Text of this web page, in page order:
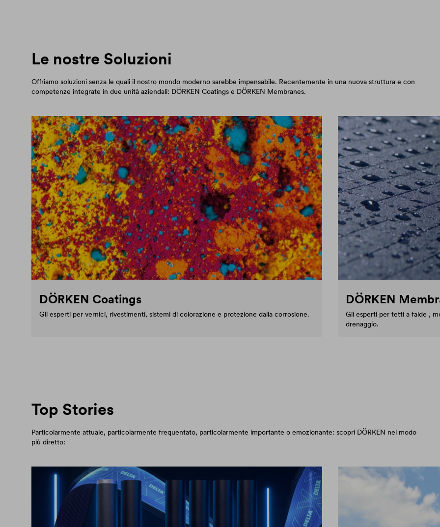
Le nostre Soluzioni
Offriamo soluzioni senza le quali il nostro mondo moderno sarebbe impensabile. Recentemente in una nuova struttura e con
competenze integrate in due unità aziendali: DÖRKEN Coatings e DÖRKEN Membranes.
DÖRKEN Coatings
Gli esperti per vernici, rivestimenti, sistemi di colorazione e protezione dalla corrosione.
DÖRKEN
Gli esperti per tetti a falde ,
drenaggio.
Top Stories
Particolarmente attuale, particolarmente frequentato, particolarmente importante o emozionante: scopri DÖRKEN nel modo
più diretto: